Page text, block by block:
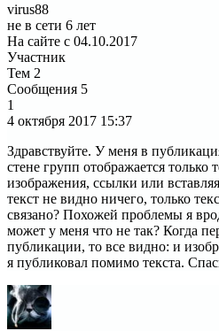
virus88
не в сети 6 лет
На сайте с 04.10.2017
Участник
Тем 2
Сообщения 5
1
4 октября 2017 15:37
Здравствуйте. У меня в
стене групп отображается только
изображения, ссылки или
текст не видно ничего, только
связано? Похожей проблемы я
может у меня что не так? Когда
публикации, то все видно: и
я публиковал помимо текста.